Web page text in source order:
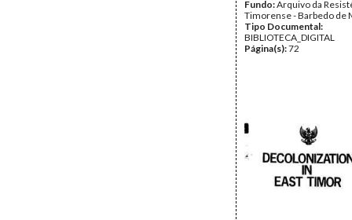
Fundo:Arquivo da
Timorense - Barbedo de
Tipo Documental:
BIBLIOTECA_DIGITAL
Página(s):72